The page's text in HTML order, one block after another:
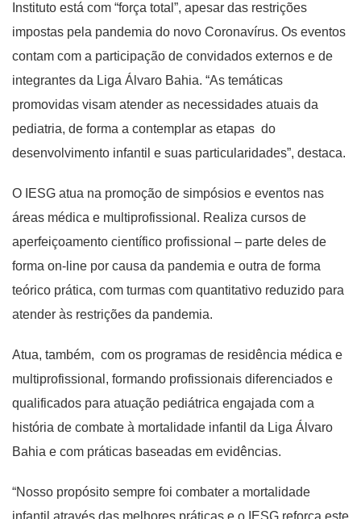
Instituto está com “força total”, apesar das restrições
impostas pela pandemia do novo Coronavírus. Os eventos
contam com a participação de convidados externos e de
integrantes da Liga Álvaro Bahia. “As temáticas
promovidas visam atender as necessidades atuais da
pediatria, de forma a contemplar as etapas do
desenvolvimento infantil e suas particularidades”, destaca.
O IESG atua na promoção de simpósios e eventos nas
áreas médica e multiprofissional. Realiza cursos de
aperfeiçoamento científico profissional – parte deles de
forma on-line por causa da pandemia e outra de forma
teórico prática, com turmas com quantitativo reduzido para
atender às restrições da pandemia.
Atua, também, com os programas de residência médica e
multiprofissional, formando profissionais diferenciados e
qualificados para atuação pediátrica engajada com a
história de combate à mortalidade infantil da Liga Álvaro
Bahia e com práticas baseadas em evidências.
“Nosso propósito sempre foi combater a mortalidade
infantil através das melhores práticas e o IESG reforça este